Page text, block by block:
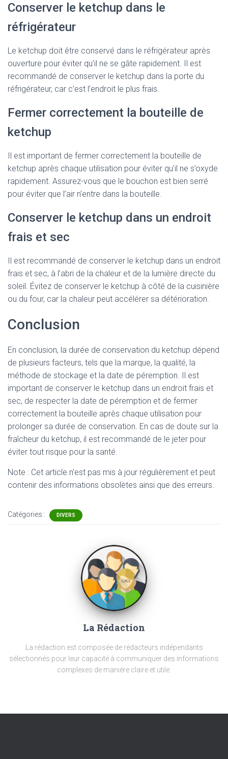
Conserver le ketchup dans le
réfrigérateur
Le ketchup doit être conservé dans le réfrigérateur après
ouverture pour éviter qu’il ne se gâte rapidement. Il est
recommandé de conserver le ketchup dans la porte du
réfrigérateur, car c’est l’endroit le plus frais.
Fermer correctement la bouteille de
ketchup
Il est important de fermer correctement la bouteille de
ketchup après chaque utilisation pour éviter qu’il ne s’oxyde
rapidement. Assurez-vous que le bouchon est bien serré
pour éviter que l’air n’entre dans la bouteille.
Conserver le ketchup dans un endroit
frais et sec
Il est recommandé de conserver le ketchup dans un endroit
frais et sec, à l’abri de la chaleur et de la lumière directe du
soleil. Évitez de conserver le ketchup à côté de la cuisinière
ou du four, car la chaleur peut accélérer sa détérioration.
Conclusion
En conclusion, la durée de conservation du ketchup dépend
de plusieurs facteurs, tels que la marque, la qualité, la
méthode de stockage et la date de péremption. Il est
important de conserver le ketchup dans un endroit frais et
sec, de respecter la date de péremption et de fermer
correctement la bouteille après chaque utilisation pour
prolonger sa durée de conservation. En cas de doute sur la
fraîcheur du ketchup, il est recommandé de le jeter pour
éviter tout risque pour la santé.
Note : Cet article n'est pas mis à jour régulièrement et peut
contenir des informations obsolètes ainsi que des erreurs.
Catégories : DIVERS
La Rédaction
La rédaction est composée de rédacteurs indépendants
sélectionnés pour leur capacité à communiquer des informations
complexes de manière claire et utile.